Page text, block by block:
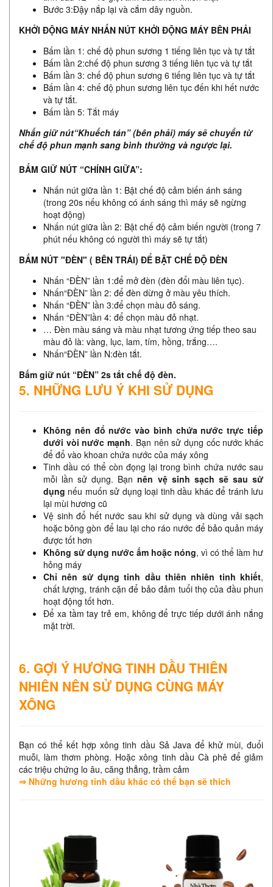
Bước 3:Đậy nắp lại và cắm dây nguồn.
KHỞI ĐỘNG MÁY NHẤN NÚT KHỞI ĐỘNG MÁY BÊN PHẢI
Bấm lần 1: chế độ phun sương 1 tiếng liên tục và tự tắt
Bấm lần 2:chế độ phun sương 3 tiếng liên tục và tự tắt
Bấm lần 3: chế độ phun sương 6 tiếng liên tục và tự tắt
Bấm lần 4: chế độ phun sương liên tục đến khi hết nước
và tự tắt.
Bấm lần 5: Tắt máy
Nhấn giữ nút“Khuếch tán” (bên phải) máy sẽ chuyển từ
chế độ phun mạnh sang bình thường và ngược lại.
BẤM GIỮ NÚT “CHÍNH GIỮA”:
Nhấn nút giữa lần 1: Bật chế độ cảm biến ánh sáng
(trong 20s nếu không có ánh sáng thì máy sẽ ngừng
hoạt động)
Nhấn nút giữa lần 2: Bật chế độ cảm biến người (trong 7
phút nếu không có người thì máy sẽ tự tắt)
BẤM NÚT "ĐÈN" ( BÊN TRÁI) ĐỂ BẬT CHẾ ĐỘ ĐÈN
Nhấn “ĐÈN” lần 1:để mở đèn (đèn đổi màu liên tục).
Nhấn“ĐÈN” lần 2: để đèn dừng ở màu yêu thích.
Nhấn “ĐÈN” lần 3:để chọn màu đỏ sáng.
Nhấn “ĐÈN”lần 4: để chọn màu đỏ nhạt.
… Đèn màu sáng và màu nhạt tương ứng tiếp theo sau
màu đỏ là: vàng, lục, lam, tím, hồng, trắng….
Nhấn“ĐÈN” lần N:đèn tắt.
Bấm giữ nút “ĐÈN” 2s tắt chế độ đèn.
5. NHỮNG LƯU Ý KHI SỬ DỤNG
Không nên đổ nước vào bình chứa nước trực tiếp
dưới vòi nước mạnh. Bạn nên sử dụng cốc nước khác
để đổ vào khoan chứa nước của máy xông
Tinh dầu có thể còn đọng lại trong bình chứa nước sau
mỗi lần sử dụng. Bạn nên vệ sinh sạch sẽ sau sử
dụng nếu muốn sử dụng loại tinh dầu khác để tránh lưu
lại mùi hương cũ
Vệ sinh đổ hết nước sau khi sử dụng và dùng vải sạch
hoặc bông gòn để lau lại cho ráo nước để bảo quản máy
được tốt hơn
Không sử dụng nước ấm hoặc nóng, vì có thể làm hư
hỏng máy
Chỉ nên sử dụng tinh dầu thiên nhiên tinh khiết,
chất lượng, tránh cặn để bảo đảm tuổi thọ của đầu phun
hoạt động tốt hơn.
Để xa tầm tay trẻ em, không để trực tiếp dưới ánh nắng
mặt trời.
6. GỢI Ý HƯƠNG TINH DẦU THIÊN
NHIÊN NÊN SỬ DỤNG CÙNG MÁY
XÔNG
Bạn có thể kết hợp xông tinh dầu Sả Java để khử mùi, đuổi
muỗi, làm thơm phòng. Hoặc xông tinh dầu Cà phê để giảm
các triệu chứng lo âu, căng thẳng, trầm cảm
⇒ Những hương tinh dầu khác có thể bạn sẽ thích